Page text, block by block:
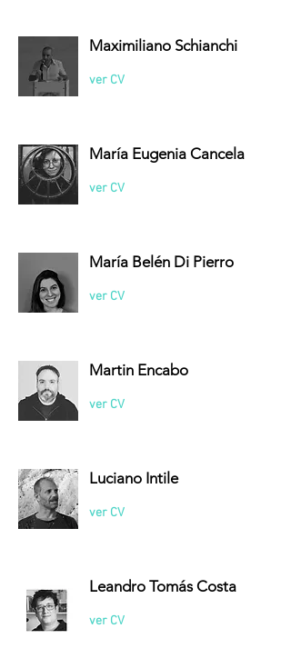
Maximiliano Schianchi
ver CV
María Eugenia Cancela
ver CV
María Belén Di Pierro
ver CV
Martin Encabo
ver CV
Luciano Intile
ver CV
Leandro Tomás Costa
ver CV